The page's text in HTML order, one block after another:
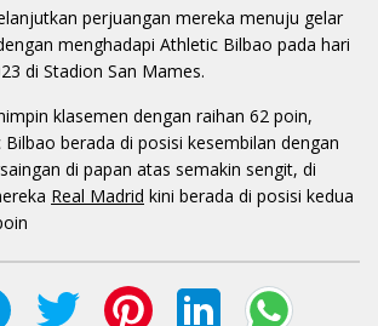
perjuangan mereka menuju gelar
menghadapi Athletic Bilbao pada hari
di Stadion San Mames.
klasemen dengan raihan 62 poin,
berada di posisi kesembilan dengan
di papan atas semakin sengit, di
Real Madrid kini berada di posisi kedua